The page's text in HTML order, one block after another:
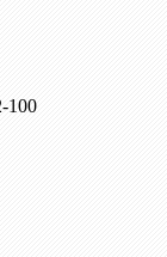
100